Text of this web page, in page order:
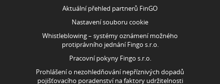
Aktuální přehled partnerů FinGO
Nastavení souboru cookie
Whistleblowing – systémy oznámení možného
protiprávního jednání Fingo s.r.o.
Pracovní pokyny Fingo s.r.o.
Prohlášení o nezohledňování nepříznivých dopadů
pojišťovacího poradenství na faktory udržitelnosti